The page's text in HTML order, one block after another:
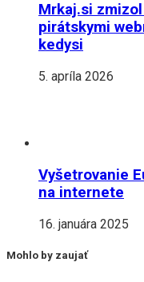
Mrkaj.si
pirátskymi
kedysi
5. apríla 2026
Vyšetrovanie
na internete
16. januára 2025
Mohlo by zaujať